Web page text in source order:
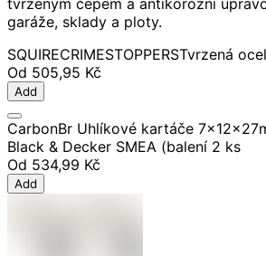
tvrzeným čepem a antikorozní
garáže, sklady a ploty.
SQUIRECRIMESTOPPERSTvrzená ocel
Od 505,95 Kč
Add
CarbonBr Uhlíkové kartáče
Black & Decker SMEA (balení 2 ks
Od 534,99 Kč
Add